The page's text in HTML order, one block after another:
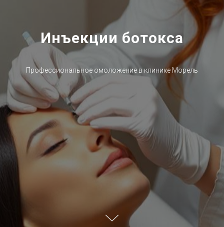
Инъекции ботокса
Профессиональное омоложение в клинике Морель